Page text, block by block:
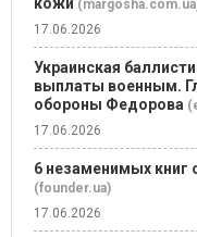
кожи
17.06.2026
Украинская
выплаты военным.
обороны Федорова
17.06.2026
6 незаменимых книг
(founder.ua)
17.06.2026